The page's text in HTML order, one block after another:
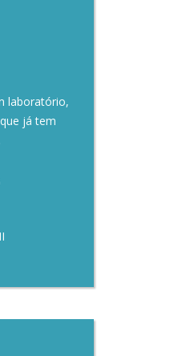
laboratório,
já tem